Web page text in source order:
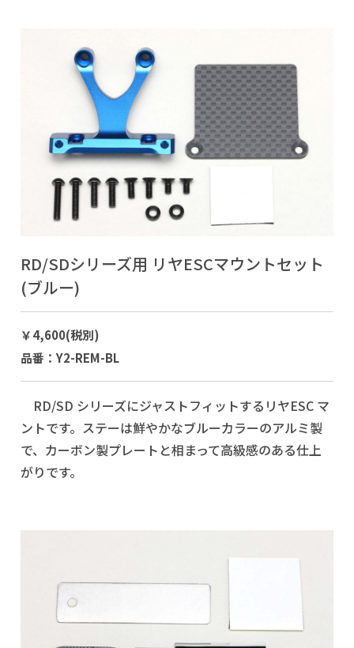
RD/SDシリーズ用 リヤESCマウントセット
(ブルー)
￥4,600(税別)
品番：Y2-REM-BL
RD/SD シリーズにジャストフィットするリヤESC マ
ントです。ステーは鮮やかなブルーカラーのアルミ製
で、カーボン製プレートと相まって高級感のある仕上
がりです。